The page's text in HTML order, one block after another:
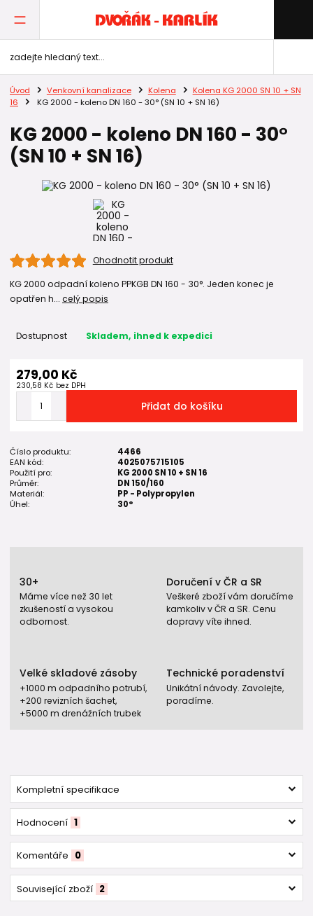
Úvod Venkovní kanalizace Kolena
Kolena KG 2000 SN 10 + SN
16
KG 2000 - koleno DN 160 - 30° (SN 10 + SN 16)
KG 2000 - koleno DN 160 - 30°
(SN 10 + SN 16)
Ohodnotit produkt
KG 2000 odpadní koleno PPKGB DN 160 - 30°. Jeden konec je
opatřen h... celý popis
Dostupnost Skladem, ihned k expedici
279,00 Kč
230,58 Kč bez DPH
Přidat do košíku
Číslo produktu:
4466
EAN kód:
4025075715105
Použití pro:
KG 2000 SN 10 + SN 16
Průměr:
DN 150/160
Materiál:
PP - Polypropylen
Úhel:
30°
30+
Máme více než 30 let
zkušeností a vysokou
odbornost.
Doručení v ČR a SR
Veškeré zboží vám doručíme
kamkoliv v ČR a SR. Cenu
dopravy víte ihned.
Velké skladové zásoby
+1000 m odpadního potrubí,
+200 revizních šachet,
+5000 m drenážních trubek
Technické poradenství
Unikátní návody. Zavolejte,
poradíme.
Kompletní specifikace
Hodnocení 1
Komentáře 0
Související zboží 2